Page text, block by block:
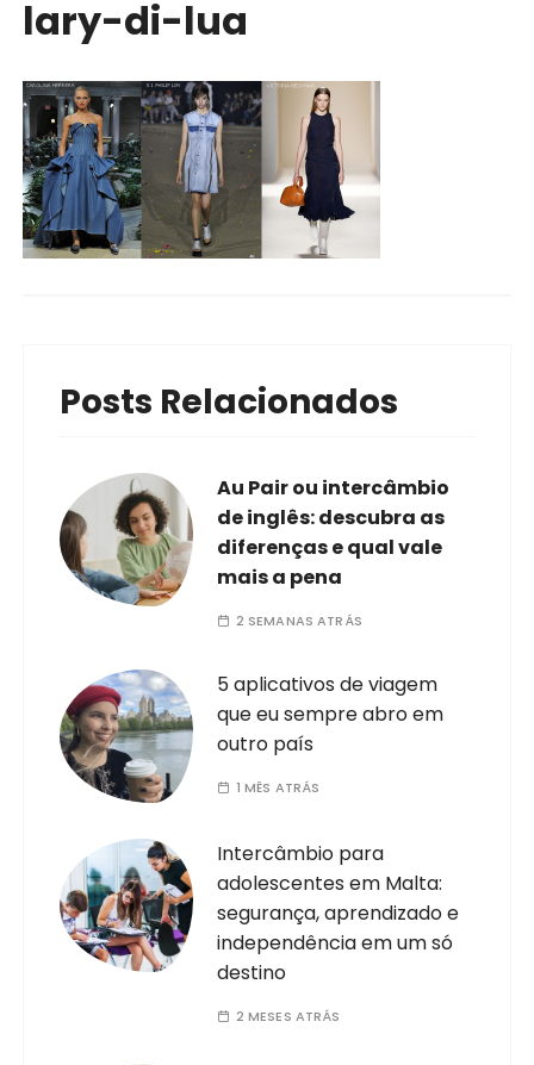
lary-di-lua
Posts Relacionados
Au Pair ou intercâmbio
de inglês: descubra as
diferenças e qual vale
mais a pena
2 SEMANAS ATRÁS
5 aplicativos de viagem
que eu sempre abro em
outro país
1 MÊS ATRÁS
Intercâmbio para
adolescentes em Malta:
segurança, aprendizado e
independência em um só
destino
2 MESES ATRÁS